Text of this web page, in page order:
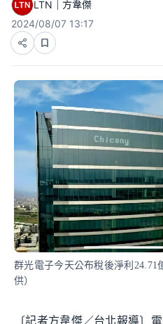
LTN｜方韋傑
2024/08/07 13:17
群光電子今天公布稅後淨利24.71
供）
〔記者方韋傑／台北報導〕